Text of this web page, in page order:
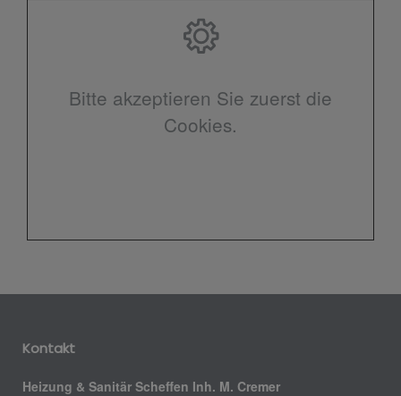
Bitte akzeptieren Sie zuerst die
Cookies.
Kontakt
Heizung & Sanitär Scheffen Inh. M. Cremer